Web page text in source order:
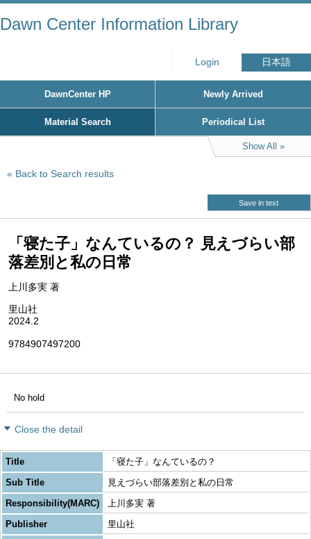
Dawn Center Information Library
Login 日本語
DawnCenter HP Newly Arrived
Material Search Periodical List
Show All
Back to Search results
Save in text
「寝た子」なんているの？ 見えづらい部
落差別と私の日常
上川多実 著
里山社
2024.2
9784907497200
No hold
Close the detail
Title
「寝た子」なんているの？
Sub Title
見えづらい部落差別と私の日常
Responsibility(MARC)
上川多実 著
Publisher
里山社